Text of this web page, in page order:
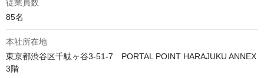
従業員数
85名
本社所在地
東京都渋谷区千駄ヶ谷3-51-7　PORTAL POINT HARAJUKU ANNEX
3階